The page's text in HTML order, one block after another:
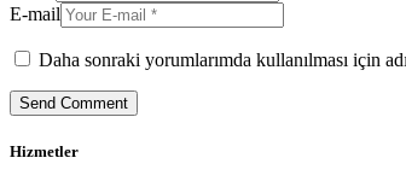
E-mail
Daha sonraki yorumlarımda kullanılması için
Hizmetler